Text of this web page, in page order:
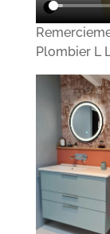
Plombier L